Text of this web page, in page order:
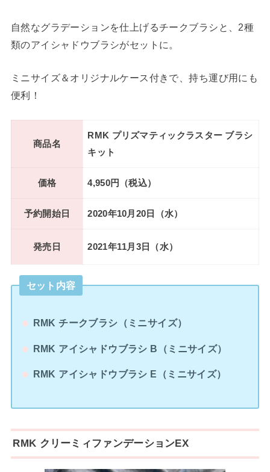
自然なグラデーションを仕上げるチークブラシと、2種
類のアイシャドウブラシがセットに。
ミニサイズ＆オリジナルケース付きで、持ち運び用にも
便利！
商品名
RMK プリズマティックラスター ブラシ
キット
価格 4,950円（税込）
予約開始日 2020年10月20日（水）
発売日 2021年11月3日（水）
セット内容
RMK チークブラシ（ミニサイズ）
RMK アイシャドウブラシ B（ミニサイズ）
RMK アイシャドウブラシ E（ミニサイズ）
RMK クリーミィファンデーションEX